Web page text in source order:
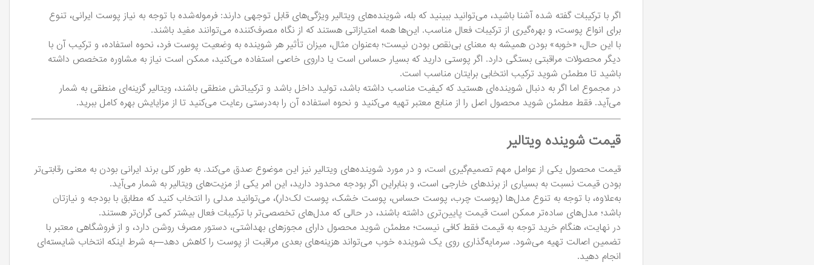
اگر با ترکیبات گفته شده آشنا باشید، می‌توانید ببینید که بله، شوینده‌های ویتالیر ویژگی‌های قابل توجهی دارند: فرموله‌شده با توجه به نیاز پوست ایرانی، تنوع
برای انواع پوست، و بهره‌گیری از ترکیبات فعال مناسب. این‌ها همه امتیازاتی هستند که از نگاه مصرف‌کننده می‌توانند مفید باشند.
با این حال، «خوبه» بودن همیشه به معنای بی‌نقص بودن نیست؛ به‌عنوان مثال، میزان تأثیر هر شوینده به وضعیت پوست فرد، نحوه استفاده، و ترکیب آن با
دیگر محصولات مراقبتی بستگی دارد. اگر پوستی دارید که بسیار حساس است یا داروی خاصی استفاده می‌کنید، ممکن است نیاز به مشاوره متخصص داشته
باشید تا مطمئن شوید ترکیب انتخابی برایتان مناسب است.
در مجموع اما اگر به دنبال شوینده‌ای هستید که کیفیت مناسب داشته باشد، تولید داخل باشد و ترکیباتش منطقی باشند، ویتالیر گزینه‌ای منطقی به شمار
می‌آید. فقط مطمئن شوید محصول اصل را از منابع معتبر تهیه می‌کنید و نحوه استفاده آن را به‌درستی رعایت می‌کنید تا از مزایایش بهره کامل ببرید.
قیمت شوینده ویتالیر
قیمت محصول یکی از عوامل مهم تصمیم‌گیری است، و در مورد شوینده‌های ویتالیر نیز این موضوع صدق می‌کند. به طور کلی برند ایرانی بودن به معنی رقابتی‌تر
بودن قیمت نسبت به بسیاری از برندهای خارجی است، و بنابراین اگر بودجه محدود دارید، این امر یکی از مزیت‌های ویتالیر به شمار می‌آید.
به‌علاوه، با توجه به تنوع مدل‌ها (پوست چرب، پوست حساس، پوست خشک، پوست لک‌دار)، می‌توانید مدلی را انتخاب کنید که مطابق با بودجه و نیازتان
باشد؛ مدل‌های ساده‌تر ممکن است قیمت پایین‌تری داشته باشند، در حالی که مدل‌های تخصصی‌تر با ترکیبات فعال بیشتر کمی گران‌تر هستند.
در نهایت، هنگام خرید توجه به قیمت فقط کافی نیست؛ مطمئن شوید محصول دارای مجوزهای بهداشتی، دستور مصرف روشن دارد، و از فروشگاهی معتبر با
تضمین اصالت تهیه می‌شود. سرمایه‌گذاری روی یک شوینده خوب می‌تواند هزینه‌های بعدی مراقبت از پوست را کاهش دهد—به شرط اینکه انتخاب شایسته‌ای
انجام دهید.